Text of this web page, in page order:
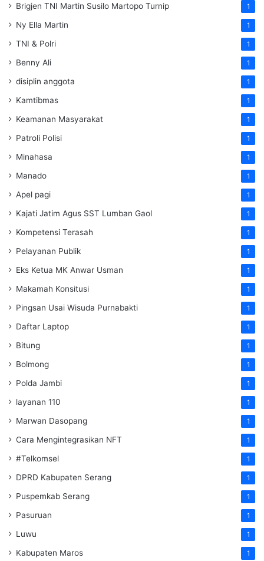
Brigjen TNI Martin Susilo Martopo Turnip 1
Ny Ella Martin 1
TNI & Polri 1
Benny Ali 1
disiplin anggota 1
Kamtibmas 1
Keamanan Masyarakat 1
Patroli Polisi 1
Minahasa 1
Manado 1
Apel pagi 1
Kajati Jatim Agus SST Lumban Gaol 1
Kompetensi Terasah 1
Pelayanan Publik 1
Eks Ketua MK Anwar Usman 1
Makamah Konsitusi 1
Pingsan Usai Wisuda Purnabakti 1
Daftar Laptop 1
Bitung 1
Bolmong 1
Polda Jambi 1
layanan 110 1
Marwan Dasopang 1
Cara Mengintegrasikan NFT 1
#Telkomsel 1
DPRD Kabupaten Serang 1
Puspemkab Serang 1
Pasuruan 1
Luwu 1
Kabupaten Maros 1